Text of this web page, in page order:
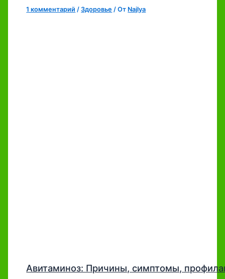
1 комментарий /Здоровье / От Najlya
Авитаминоз: Причины, симптомы,